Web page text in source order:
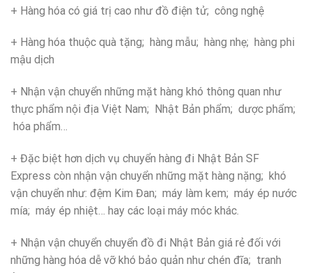
+ Hàng hóa có giá trị cao như đồ điện tử; công nghệ
+ Hàng hóa thuộc quà tặng; hàng mẫu; hàng nhẹ; hàng phi
mậu dịch
+ Nhận vận chuyển những mặt hàng khó thông quan như
thực phẩm nội địa Việt Nam; Nhật Bản phẩm; dược phẩm;
hóa phẩm…
+ Đặc biệt hơn dịch vụ chuyển hàng đi Nhật Bản SF
Express còn nhận vận chuyển những mặt hàng nặng; khó
vận chuyển như: đệm Kim Đan; máy làm kem; máy ép nước
mía; máy ép nhiệt… hay các loại máy móc khác.
+ Nhận vận chuyển chuyển đồ đi Nhật Bản giá rẻ đối với
những hàng hóa dễ vỡ khó bảo quản như chén đĩa; tranh